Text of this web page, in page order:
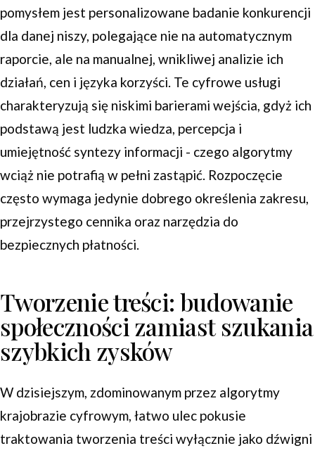
pomysłem jest personalizowane badanie konkurencji
dla danej niszy, polegające nie na automatycznym
raporcie, ale na manualnej, wnikliwej analizie ich
działań, cen i języka korzyści. Te cyfrowe usługi
charakteryzują się niskimi barierami wejścia, gdyż ich
podstawą jest ludzka wiedza, percepcja i
umiejętność syntezy informacji - czego algorytmy
wciąż nie potrafią w pełni zastąpić. Rozpoczęcie
często wymaga jedynie dobrego określenia zakresu,
przejrzystego cennika oraz narzędzia do
bezpiecznych płatności.
Tworzenie treści: budowanie
społeczności zamiast szukania
szybkich zysków
W dzisiejszym, zdominowanym przez algorytmy
krajobrazie cyfrowym, łatwo ulec pokusie
traktowania tworzenia treści wyłącznie jako dźwigni